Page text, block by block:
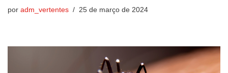
por adm_vertentes 25 de março de 2024